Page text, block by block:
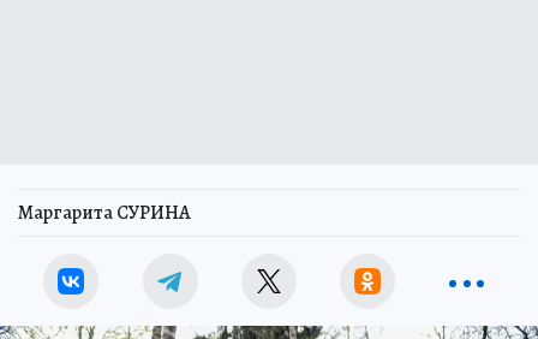
Маргарита СУРИНА